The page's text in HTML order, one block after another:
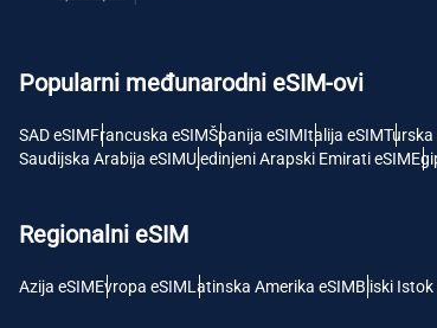
Popularni međunarodni eSIM-ovi
SAD eSIMFrancuska eSIMŠpanija eSIMItalija eSIMTurska
Saudijska Arabija eSIMUjedinjeni Arapski Emirati eSIM
Regionalni eSIM
Azija eSIMEvropa eSIMLatinska Amerika eSIMBliski Istok